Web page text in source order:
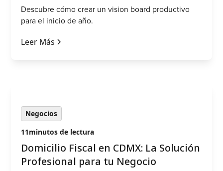
Descubre cómo crear un vision board productivo
para el inicio de año.
Leer Más
Negocios
11minutos de lectura
Domicilio Fiscal en CDMX: La Solución
Profesional para tu Negocio